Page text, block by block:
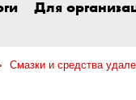
Для
Смазки и средства